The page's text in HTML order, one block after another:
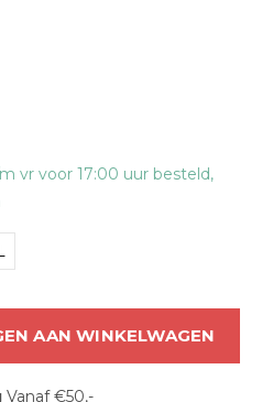
vr voor 17:00 uur besteld,
AAN WINKELWAGEN
Vanaf €50,-